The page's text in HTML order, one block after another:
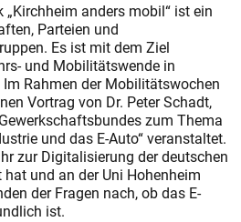
anders mobil“ ist ein
Parteien und
Es ist mit dem Ziel
und Mobilitätswende in
Rahmen der Mobilitätswochen
Vortrag von Dr. Peter Schadt,
zum Thema
und das E-Auto“ veranstaltet.
zur Digitalisierung der deutschen
und an der Uni Hohenheim
der Fragen nach, ob das E-
ist.